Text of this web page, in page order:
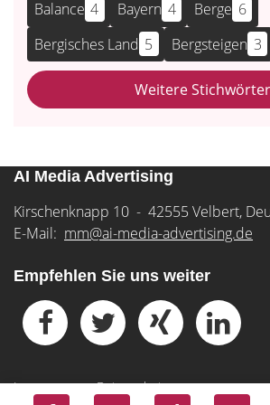
Balance 4 Bayern 4 Berge 6
Bergisches Land 5 Bergsteigen 3
Weitere Stichwörter
AI Media Advertising
Kirschenknapp 10 - 42555 Velbert,
E-Mail: mm@ai-media-advertising.de
Empfehlen Sie uns weiter
Impressum-Datenschutz